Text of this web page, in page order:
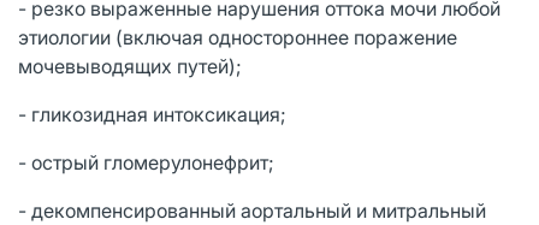
- резко выраженные нарушения оттока мочи любой
этиологии (включая одностороннее поражение
мочевыводящих путей);
- гликозидная интоксикация;
- острый гломерулонефрит;
- декомпенсированный аортальный и митральный